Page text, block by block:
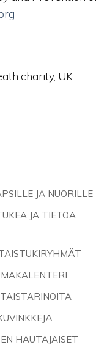
charity, UK.
JA NUORILLE
JA TIETOA
HAUTAJAISET